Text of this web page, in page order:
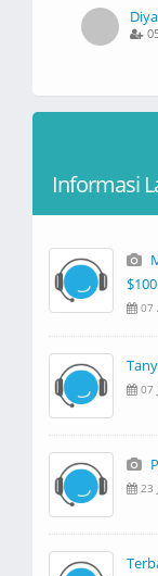
Informasi
07
07
23